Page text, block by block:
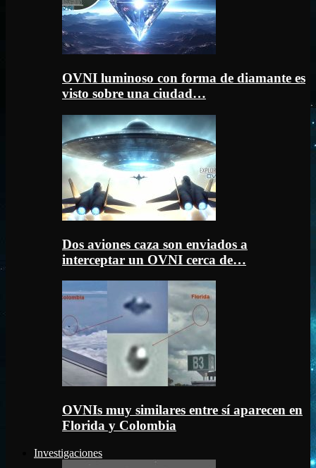
OVNI luminoso con forma de diamante es
visto sobre una ciudad…
Dos aviones caza son enviados a
interceptar un OVNI cerca de…
OVNIs muy similares entre sí aparecen en
Florida y Colombia
Investigaciones